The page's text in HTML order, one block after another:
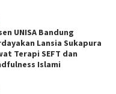
UNISA Bandung
Lansia Sukapura
Terapi SEFT dan
Islami